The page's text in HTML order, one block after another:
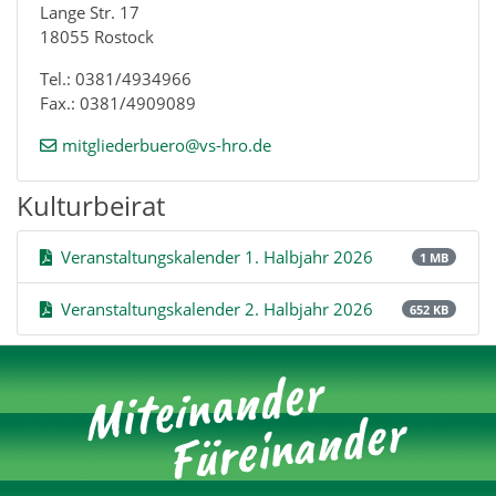
Lange Str. 17
18055 Rostock
Tel.: 0381/4934966
Fax.: 0381/4909089
mitgliederbuero@vs-hro.de
Kulturbeirat
Veranstaltungskalender 1. Halbjahr 2026 1 MB
Veranstaltungskalender 2. Halbjahr 2026 652 KB